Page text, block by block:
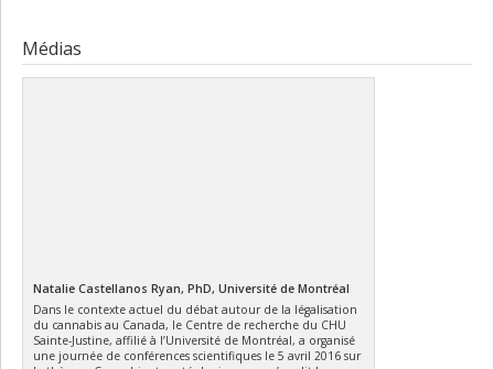
Médias
Natalie Castellanos Ryan, PhD, Université de Montréal
Dans le contexte actuel du débat autour de la légalisation
du cannabis au Canada, le Centre de recherche du CHU
Sainte-Justine, affilié à l’Université de Montréal, a organisé
une journée de conférences scientifiques le 5 avril 2016 sur